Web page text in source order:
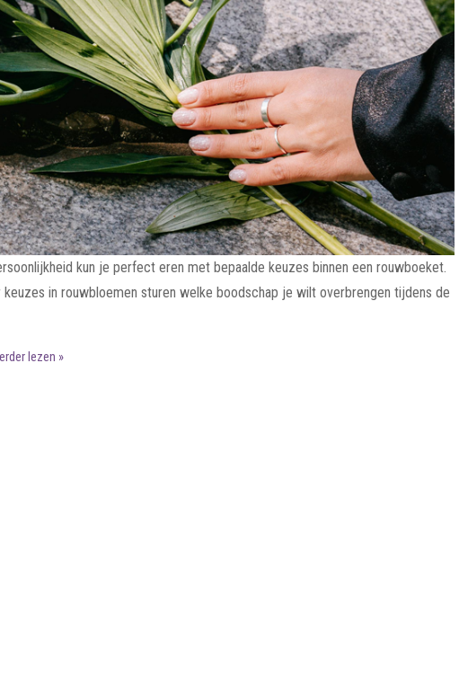
kun je perfect eren met bepaalde keuzes binnen een rouwboeket.
in rouwbloemen sturen welke boodschap je wilt overbrengen tijdens de
lezen »